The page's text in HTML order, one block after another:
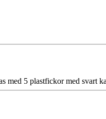
5 plastfickor med svart